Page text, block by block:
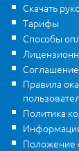
Скачать
Тарифы
Способы
Правила
Политика
Положение